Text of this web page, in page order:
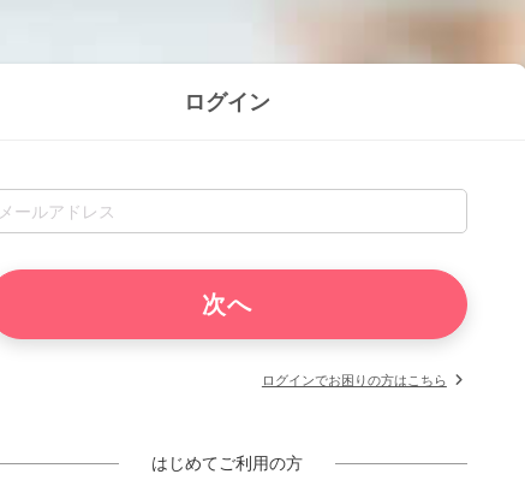
ログイン
ログインでお困りの方はこちら
はじめてご利用の方